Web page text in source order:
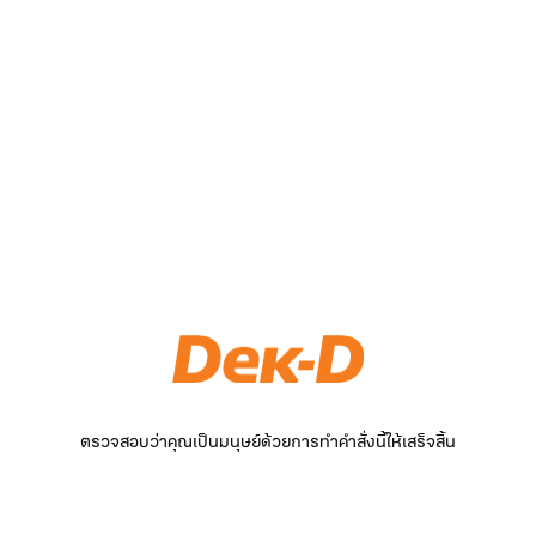
ตรวจสอบว่าคุณเป็นมนุษย์ด้วยการทำคำสั่งนี้ให้เสร็จสิ้น